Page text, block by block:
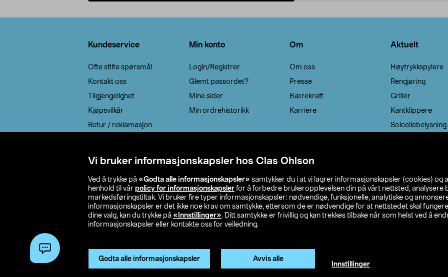
Vi bruker informasjonskapsler hos Clas Ohlson
Ved å trykke på «Godta alle informasjonskapsler» samtykker du i at vi lagrer informasjonskapsler (cookies) og
henhold til vår policy for informasjonskapsler for å forbedre brukeropplevelsen din på vårt nettsted, analysere
markedsføringstiltak. Vi bruker fire typer informasjonskapsler: nødvendige, funksjonelle, analytiske og
informasjonskapsler er det ikke noe krav om samtykke, ettersom de er nødvendige for at nettstedet skal
dine valg, kan du trykke på «Innstillinger». Ditt samtykke er frivillig og kan trekkes tilbake når som helst ved å
informasjonskapsler eller kontakte oss for veiledning.
Godta alle informasjonskapsler Avvis alle
Innstillinger
Kundeservice
Ofte stilte spørsmål
Kontakt oss
Tilgjengelighet
Kjøpsvilkår
Retur / reklamasjon
Min konto
Login/Registrer
Glemt passordet?
Mine sider
Min ordrehistorikk
Om
Om oss
Presse
Bærekraft
Karriere
Aktuelt
Høytrykkspylere
Rengjøring
Griller
Kantklippere
Solcellebelysning